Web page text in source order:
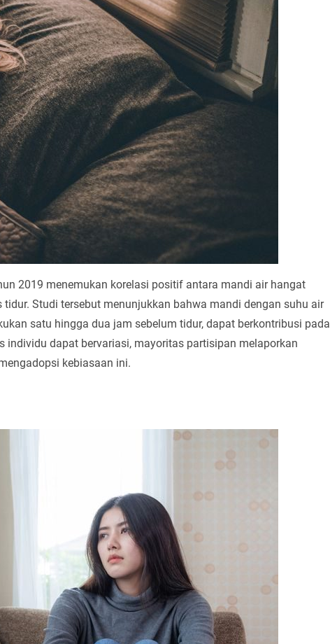
2019 menemukan korelasi positif antara mandi air hangat
Studi tersebut menunjukkan bahwa mandi dengan suhu air
satu hingga dua jam sebelum tidur, dapat berkontribusi pada
individu dapat bervariasi, mayoritas partisipan melaporkan
kebiasaan ini.